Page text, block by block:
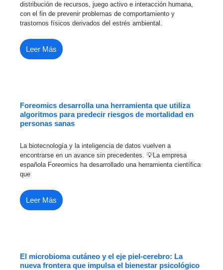
distribución de recursos, juego activo e interacción humana,
con el fin de prevenir problemas de comportamiento y
trastornos físicos derivados del estrés ambiental.
Leer Más
Foreomics desarrolla una herramienta que utiliza
algoritmos para predecir riesgos de mortalidad en
personas sanas
La biotecnología y la inteligencia de datos vuelven a
encontrarse en un avance sin precedentes. 💡La empresa
española Foreomics ha desarrollado una herramienta científica
que
Leer Más
El microbioma cutáneo y el eje piel-cerebro: La
nueva frontera que impulsa el bienestar psicológico